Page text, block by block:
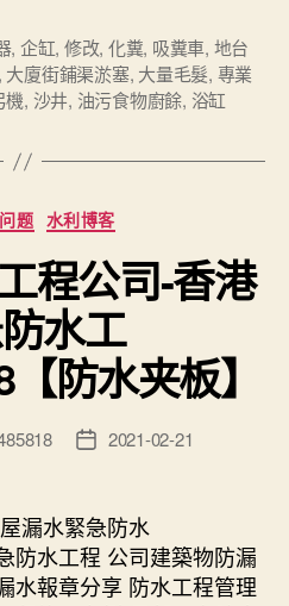
, 企缸, 修改, 化糞, 吸糞車, 地台
, 大廈街鋪渠淤塞, 大量毛髮, 專業
機, 沙井, 油污食物廚餘, 浴缸
Categories
题 水利博客
程公司-香港
水工
防水夹板】
Post2021-02-21
漏水緊急防水
防水工程 公司建築物防漏
水報章分享 防水工程管理